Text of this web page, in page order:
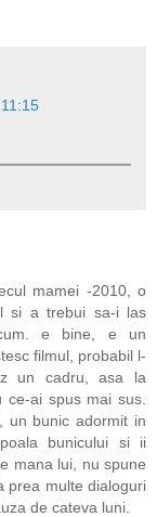
mamei -2010, o
si a trebui sa-i las
e bine, e un
filmul, probabil l-
un cadru, asa la
ai spus mai sus.
un bunic adormit in
bunicului si ii
mana lui, nu spune
prea multe dialoguri
de cateva luni.